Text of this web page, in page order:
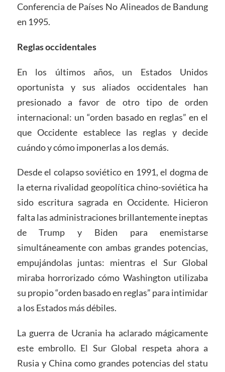
Conferencia de Países No Alineados de Bandung
en 1995.
Reglas occidentales
En los últimos años, un Estados Unidos
oportunista y sus aliados occidentales han
presionado a favor de otro tipo de orden
internacional: un “orden basado en reglas” en el
que Occidente establece las reglas y decide
cuándo y cómo imponerlas a los demás.
Desde el colapso soviético en 1991, el dogma de
la eterna rivalidad geopolítica chino-soviética ha
sido escritura sagrada en Occidente. Hicieron
falta las administraciones brillantemente ineptas
de Trump y Biden para enemistarse
simultáneamente con ambas grandes potencias,
empujándolas juntas: mientras el Sur Global
miraba horrorizado cómo Washington utilizaba
su propio “orden basado en reglas” para intimidar
a los Estados más débiles.
La guerra de Ucrania ha aclarado mágicamente
este embrollo. El Sur Global respeta ahora a
Rusia y China como grandes potencias del statu